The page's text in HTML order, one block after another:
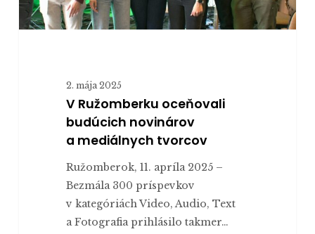
2. mája 2025
V Ružomberku oceňovali
budúcich novinárov
a mediálnych tvorcov
Ružomberok, 11. apríla 2025 –
Bezmála 300 príspevkov
v kategóriách Video, Audio, Text
a Fotografia prihlásilo takmer…